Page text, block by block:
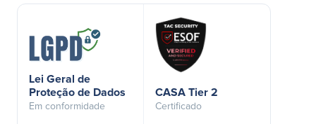
Lei Geral de
Proteção de Dados
Em conformidade
CASA Tier 2
Certificado